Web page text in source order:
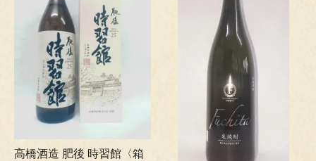
高橋酒造 肥後 時習館〈箱